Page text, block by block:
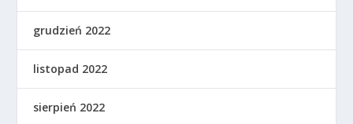
grudzień 2022
listopad 2022
sierpień 2022